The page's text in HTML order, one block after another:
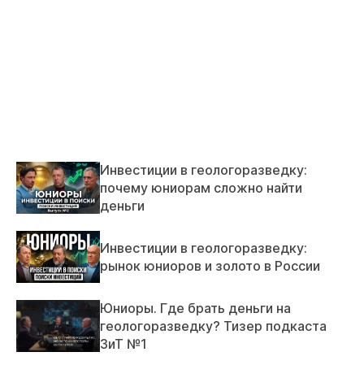
Инвестиции в геологоразведку:
почему юниорам сложно найти
деньги
Инвестиции в геологоразведку:
рынок юниоров и золото в России
Юниоры. Где брать деньги на
геологоразведку? Тизер подкаста
ЗиТ №1